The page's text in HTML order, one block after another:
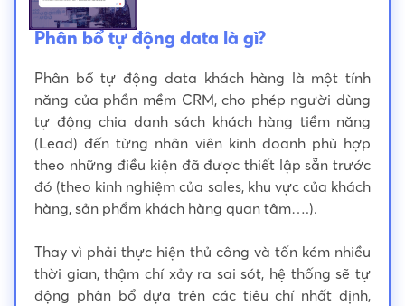
Phân bổ tự động data là gì?
Phân bổ tự động data khách hàng là một tính
năng của phần mềm CRM, cho phép người dùng
tự động chia danh sách khách hàng tiềm năng
(Lead) đến từng nhân viên kinh doanh phù hợp
theo những điều kiện đã được thiết lập sẵn trước
đó (theo kinh nghiệm của sales, khu vực của khách
hàng, sản phẩm khách hàng quan tâm….).
Thay vì phải thực hiện thủ công và tốn kém nhiều
thời gian, thậm chí xảy ra sai sót, hệ thống sẽ tự
động phân bổ dựa trên các tiêu chí nhất định,